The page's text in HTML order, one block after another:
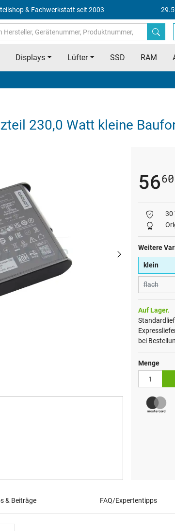
& Fachwerkstatt seit 2003
Displays Lüfter SSD RAM
230,0 Watt kleine
5660
30
Weitere
klein
flach
Auf Lager.
bei
Menge
& Beiträge FAQ/Expertentipps